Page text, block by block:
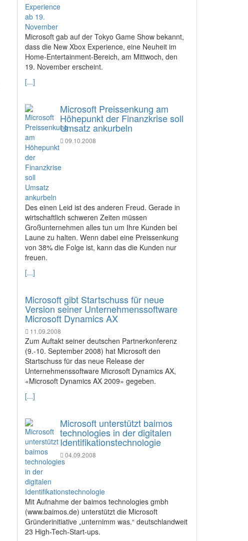
Microsoft gab auf der Tokyo Game Show bekannt,
dass die New Xbox Experience, eine Neuheit im
Home-Entertainment-Bereich, am Mittwoch, den
19. November erscheint.
[...]
Microsoft Preissenkung am
Höhepunkt der Finanzkrise soll
Umsatz ankurbeln
09.10.2008
Des einen Leid ist des anderen Freud. Gerade in
wirtschaftlich schweren Zeiten müssen
Großunternehmen alles tun um Ihre Kunden bei
Laune zu halten. Wenn dabei eine Preissenkung
von 38% die Folge ist, kann das die Kunden nur
freuen.
[...]
Microsoft gibt Startschuss für neue
Version seiner Unternehmenssoftware
Microsoft Dynamics AX
11.09.2008
Zum Auftakt seiner deutschen Partnerkonferenz
(9.-10. September 2008) hat Microsoft den
Startschuss für das neue Release der
Unternehmenssoftware Microsoft Dynamics AX,
«Microsoft Dynamics AX 2009» gegeben.
[...]
Microsoft unterstützt baimos
technologies in der digitalen
Identifikationstechnologie
04.09.2008
Mit Aufnahme der baimos technologies gmbh
(www.baimos.de) unterstützt die Microsoft
Gründerinitiative „unternimm was.“ deutschlandweit
23 High-Tech-Start-ups.